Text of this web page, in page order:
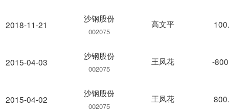
2018-11-21
2015-04-03
2015-04-02
沙钢股份
002075
高文平
沙钢股份
002075
王凤花 -
沙钢股份
002075
王凤花